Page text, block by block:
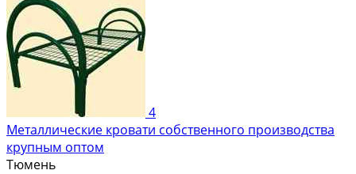
4
Металлические кровати собственного производства
крупным оптом
Тюмень